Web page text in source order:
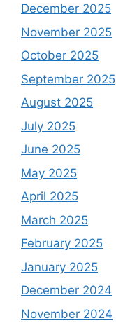
December 2025
November 2025
October 2025
September 2025
August 2025
July 2025
June 2025
May 2025
April 2025
March 2025
February 2025
January 2025
December 2024
November 2024